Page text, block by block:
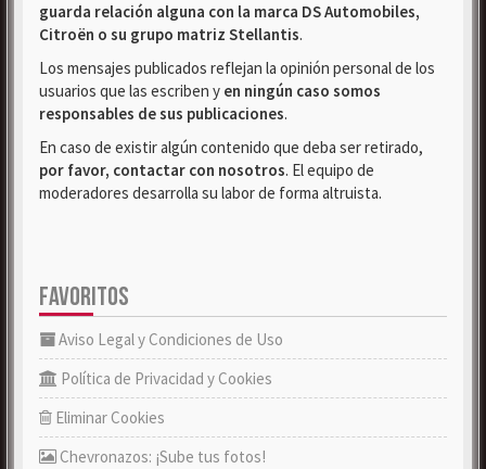
guarda relación alguna con la marca DS Automobiles,
Citroën o su grupo matriz Stellantis.
Los mensajes publicados reflejan la opinión personal de los
usuarios que las escriben y en ningún caso somos
responsables de sus publicaciones.
En caso de existir algún contenido que deba ser retirado,
por favor, contactar con nosotros. El equipo de
moderadores desarrolla su labor de forma altruista.
FAVORITOS
Aviso Legal y Condiciones de Uso
Política de Privacidad y Cookies
Eliminar Cookies
Chevronazos: ¡Sube tus fotos!